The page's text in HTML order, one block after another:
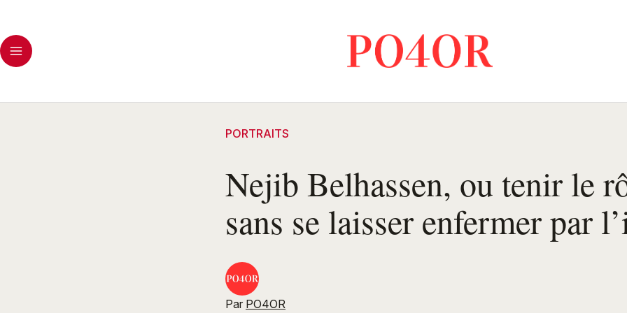
PORTRAITS
Nejib Belhassen, ou tenir le
sans se laisser enfermer par
Par PO4OR